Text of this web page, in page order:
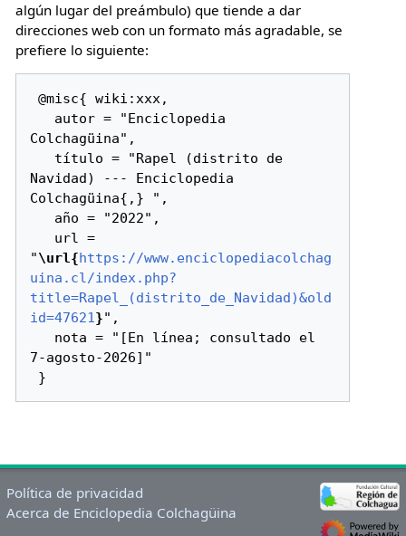
algún lugar del preámbulo) que tiende a dar
direcciones web con un formato más agradable, se
prefiere lo siguiente:
@misc{ wiki:xxx,
Colchagüina",
Navidad) --- Enciclopedia
Colchagüina{,} ",
"\url{https://www.enciclopediacolchag
uina.cl/index.php?
title=Rapel_(distrito_de_Navidad)&old
id=47621}",
7-agosto-2026]"
Política de privacidad
Acerca de Enciclopedia Colchagüina